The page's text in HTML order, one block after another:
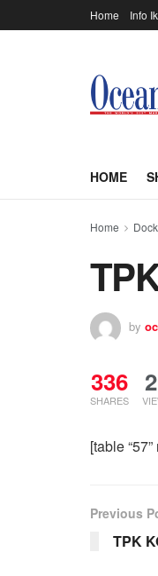
Home Info
HOME
Home
by
336
SHARES
[table
Previous
TPK